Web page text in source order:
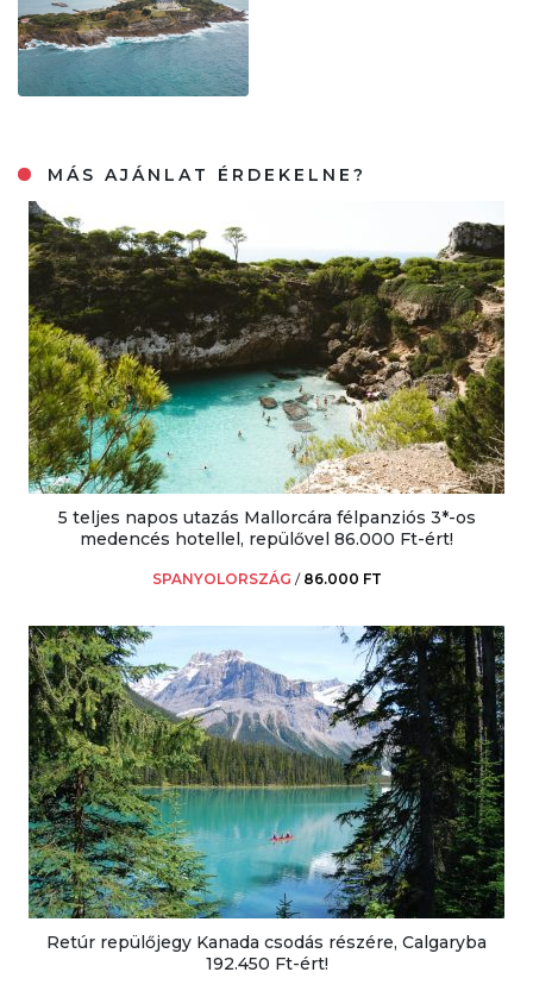
MÁS AJÁNLAT ÉRDEKELNE?
5 teljes napos utazás Mallorcára félpanziós 3*-os
medencés hotellel, repülővel 86.000 Ft-ért!
SPANYOLORSZÁG / 86.000 FT
Retúr repülőjegy Kanada csodás részére, Calgaryba
192.450 Ft-ért!